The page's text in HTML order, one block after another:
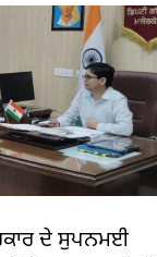
ਦੇ ਸੁਪਨਮਈ